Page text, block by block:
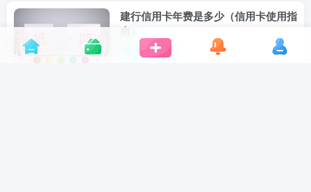
建行信用卡年费是多少（信用卡使用指
南）
干贷文章